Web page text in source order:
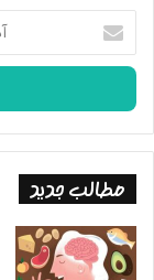
آدرس
ایمیل
خود
وارد
کنید
مطالب جدید